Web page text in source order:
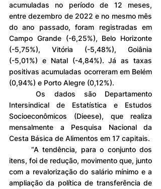
acumuladas no período de 12 meses,
entre dezembro de 2022 e no mesmo mês
do ano passado, foram registradas em
Campo Grande (-6,25%), Belo Horizonte
(-5,75%), Vitória (-5,48%), Goiânia
(-5,01%) e Natal (-4,84%). Já as taxas
positivas acumuladas ocorreram em Belém
(0,94%) e Porto Alegre (0,12%).
	Os dados são Departamento
Intersindical de Estatística e Estudos
Socioeconômicos (Dieese), que realiza
mensalmente a Pesquisa Nacional da
Cesta Básica de Alimentos em 17 capitais.
itens, foi de redução, movimento que, junto
com a revalorização do salário mínimo e a
ampliação da política de transferência de